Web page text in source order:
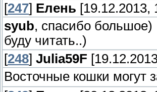
[247] Елень [19.12.2013,
syub, спасибо большое)
буду читать..)
[248] Julia59F
Восточные кошки могут